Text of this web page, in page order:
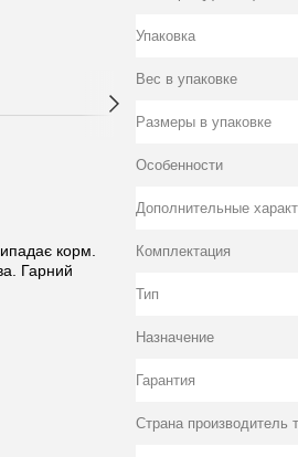
корм.
Гарний
Упаковка
Вес в упаковке
Размеры в упаковке
Особенности
Дополнительные
Комплектация
Тип
Назначение
Гарантия
Страна производитель